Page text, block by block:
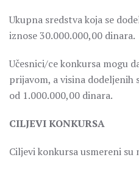
Ukupna sredstva koja se
iznose 30.000.000,00 dinara.
Učesnici/ce konkursa mogu
prijavom, a visina dodeljenih
od 1.000.000,00 dinara.
CILJEVI KONKURSA
Ciljevi konkursa usmereni su